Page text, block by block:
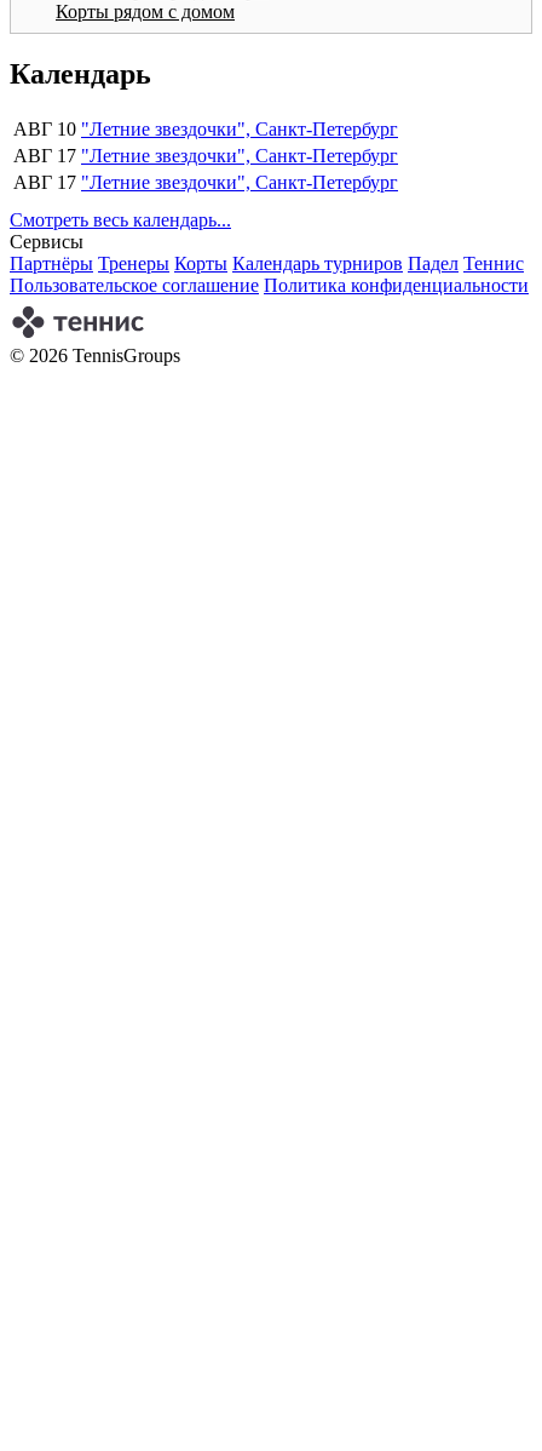
Корты рядом с домом
Календарь
АВГ 10 "Летние звездочки", Санкт-Петербург
АВГ 17 "Летние звездочки", Санкт-Петербург
АВГ 17 "Летние звездочки", Санкт-Петербург
Смотреть весь календарь...
Сервисы
Партнёры Тренеры Корты Календарь турниров Падел Теннис
Пользовательское соглашение Политика конфиденциальности
© 2026 TennisGroups